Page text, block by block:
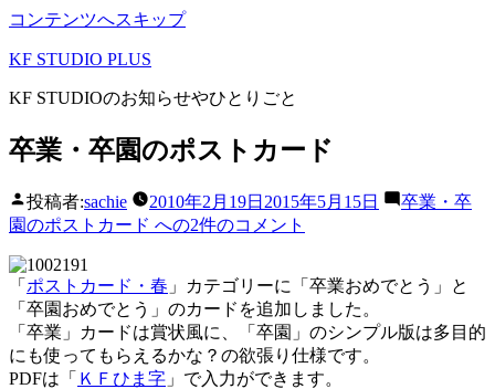
コンテンツへスキップ
KF STUDIO PLUS
KF STUDIOのお知らせやひとりごと
卒業・卒園のポストカード
投稿者:sachie 2010年2月19日 2015年5月15日
卒業・卒
園のポストカード への2件のコメント
「 ポストカード・春 」カテゴリーに「卒業おめでとう」と
「卒園おめでとう」のカードを追加しました。
「卒業」カードは賞状風に、「卒園」のシンプル版は多目的
にも使ってもらえるかな？の欲張り仕様です。
PDFは「 ＫＦひま字 」で入力ができます。